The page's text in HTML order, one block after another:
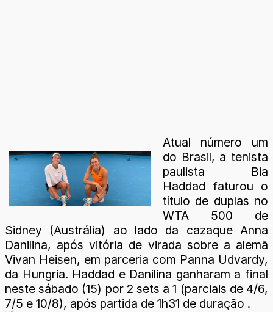
Atual número um
do Brasil, a tenista
paulista Bia
Haddad faturou o
título de duplas no
WTA 500 de
Sidney (Austrália) ao lado da cazaque Anna
Danilina, após vitória de virada sobre a alemã
Vivan Heisen, em parceria com Panna Udvardy,
da Hungria. Haddad e Danilina ganharam a final
neste sábado (15) por 2 sets a 1 (parciais de 4/6,
7/5 e 10/8), após partida de 1h31 de duração .